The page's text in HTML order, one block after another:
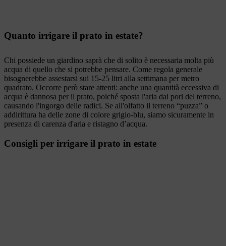
Quanto irrigare il prato in estate?
Chi possiede un giardino saprà che di solito è necessaria molta più
acqua di quello che si potrebbe pensare. Come regola generale
bisognerebbe assestarsi sui 15-25 litri alla settimana per metro
quadrato. Occorre però stare attenti: anche una quantità eccessiva di
acqua è dannosa per il prato, poiché sposta l'aria dai pori del terreno,
causando l'ingorgo delle radici. Se all'olfatto il terreno “puzza” o
addirittura ha delle zone di colore grigio-blu, siamo sicuramente in
presenza di carenza d'aria e ristagno d’acqua.
Consigli per irrigare il prato in estate